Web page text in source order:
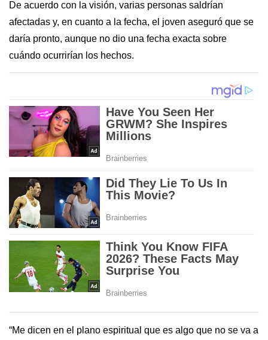
De acuerdo con la visión, varias personas saldrían
afectadas y, en cuanto a la fecha, el joven aseguró que se
daría pronto, aunque no dio una fecha exacta sobre
cuándo ocurrirían los hechos.
“Me dicen en el plano espiritual que es algo que no se va a